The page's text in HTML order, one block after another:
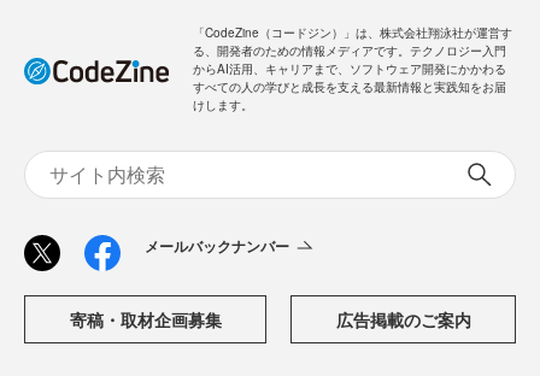
「CodeZine（コードジン）」は、株式会社翔泳社が運営す
る、開発者のための情報メディアです。テクノロジー入門
からAI活用、キャリアまで、ソフトウェア開発にかかわる
すべての人の学びと成長を支える最新情報と実践知をお届
けします。
メールバックナンバー
寄稿・取材企画募集 広告掲載のご案内